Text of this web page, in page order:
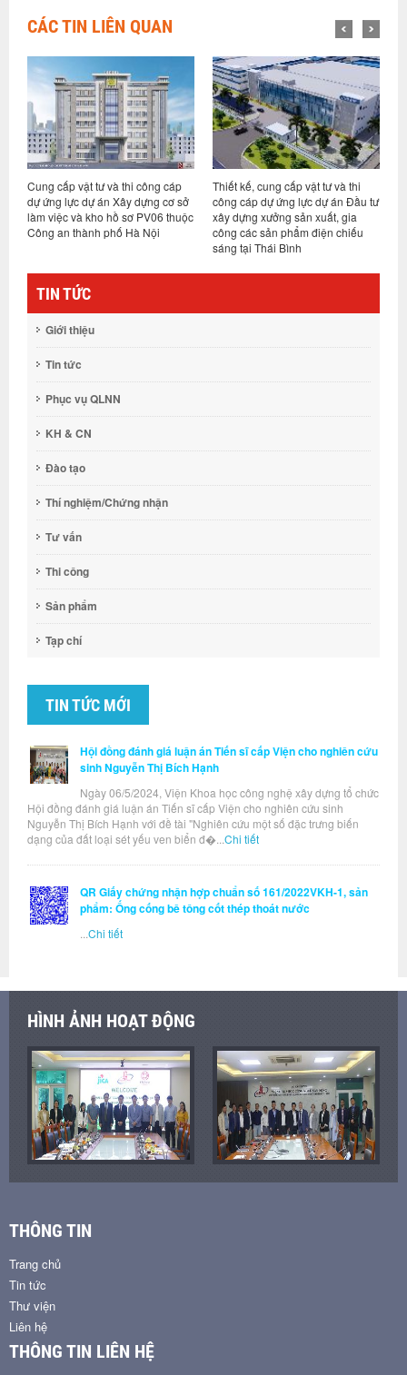
CÁC TIN LIÊN QUAN
Cung cấp vật tư và thi công cáp
dự ứng lực dự án Xây dựng cơ sở
làm việc và kho hồ sơ PV06 thuộc
Công an thành phố Hà Nội
Thiết kế, cung cấp vật tư và thi
công cáp dự ứng lực dự án Đầu tư
xây dựng xưởng sản xuất, gia
công các sản phẩm điện chiếu
sáng tại Thái Bình
TIN TỨC
Giới thiệu
Tin tức
Phục vụ QLNN
KH & CN
Đào tạo
Thí nghiệm/Chứng nhận
Tư vấn
Thi công
Sản phẩm
Tạp chí
TIN TỨC MỚI
Hội đồng đánh giá luận án Tiến sĩ cấp Viện cho nghiên cứu
sinh Nguyễn Thị Bích Hạnh
Ngày 06/5/2024, Viện Khoa học công nghệ xây dựng tổ chức
Hội đồng đánh giá luận án Tiến sĩ cấp Viện cho nghiên cứu sinh
Nguyễn Thị Bích Hạnh với đề tài "Nghiên cứu một số đặc trưng biến
dạng của đất loại sét yếu ven biển đ�... Chi tiết
QR Giấy chứng nhận hợp chuẩn số 161/2022VKH-1, sản
phẩm: Ống cống bê tông cốt thép thoát nước
Chi tiết
HÌNH ẢNH HOẠT ĐỘNG
THÔNG TIN
Trang chủ
Tin tức
Thư viện
Liên hệ
THÔNG TIN LIÊN HỆ